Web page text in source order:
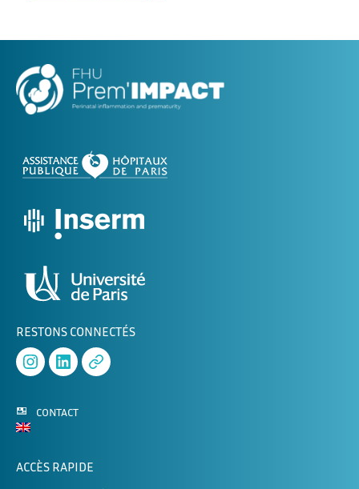
RESTONS CONNECTÉS
InstagramLinkedAPHERESE-
CONTACT
ACCÈS RAPIDE